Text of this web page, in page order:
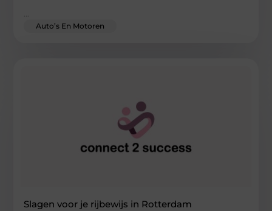
...
Auto’s En Motoren
Slagen voor je rijbewijs in Rotterdam